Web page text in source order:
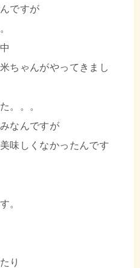
ですが
ちゃんがやってきまし
。。。
なんですが
味しくなかったんです
。
り